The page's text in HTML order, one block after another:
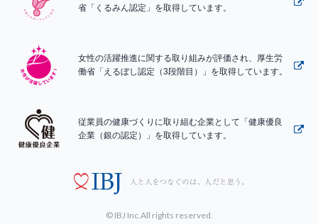
省「くるみん認定」を取得しています。
女性の活躍推進に関する取り組みが評価され、厚生労
働省「えるぼし認定（3段階目）」を取得しています。
従業員の健康づくりに取り組む企業として「健康優良
企業（銀の認定）」を取得しています。
© IBJ Inc.All rights reserved.